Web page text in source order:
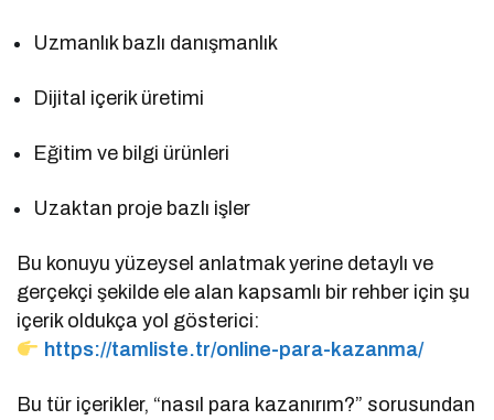
Uzmanlık bazlı danışmanlık
Dijital içerik üretimi
Eğitim ve bilgi ürünleri
Uzaktan proje bazlı işler
Bu konuyu yüzeysel anlatmak yerine detaylı ve
gerçekçi şekilde ele alan kapsamlı bir rehber için şu
içerik oldukça yol gösterici:
https://tamliste.tr/online-para-kazanma/
Bu tür içerikler, “nasıl para kazanırım?” sorusundan